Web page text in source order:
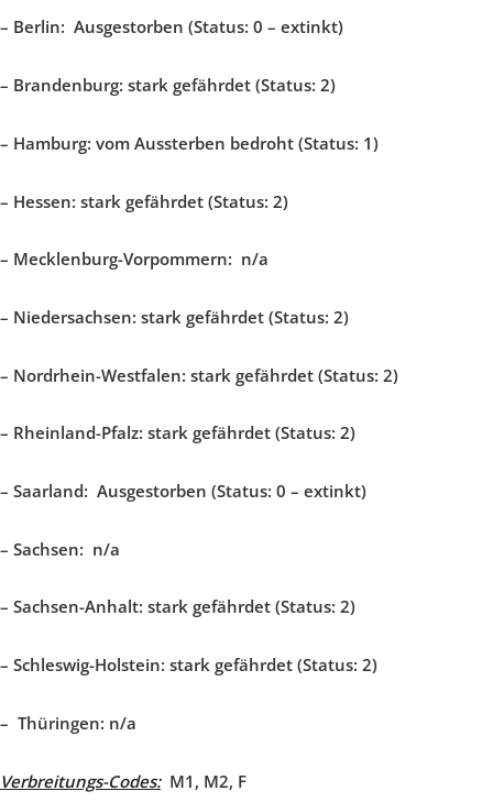
– Berlin: Ausgestorben (Status: 0 – extinkt)
– Brandenburg: stark gefährdet (Status: 2)
– Hamburg: vom Aussterben bedroht (Status: 1)
– Hessen: stark gefährdet (Status: 2)
– Mecklenburg-Vorpommern: n/a
– Niedersachsen: stark gefährdet (Status: 2)
– Nordrhein-Westfalen: stark gefährdet (Status: 2)
– Rheinland-Pfalz: stark gefährdet (Status: 2)
– Saarland: Ausgestorben (Status: 0 – extinkt)
– Sachsen: n/a
– Sachsen-Anhalt: stark gefährdet (Status: 2)
– Schleswig-Holstein: stark gefährdet (Status: 2)
– Thüringen: n/a
Verbreitungs-Codes:M1, M2, F